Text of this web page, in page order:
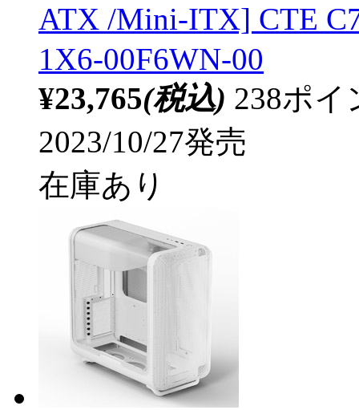
ATX /Mini-ITX] CTE
1X6-00F6WN-00
¥23,765(税込) 238ポ
2023/10/27発売
在庫あり